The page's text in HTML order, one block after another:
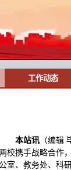
工作动态
本站讯 （编辑
两校携手战略合作
公室、教务处、科